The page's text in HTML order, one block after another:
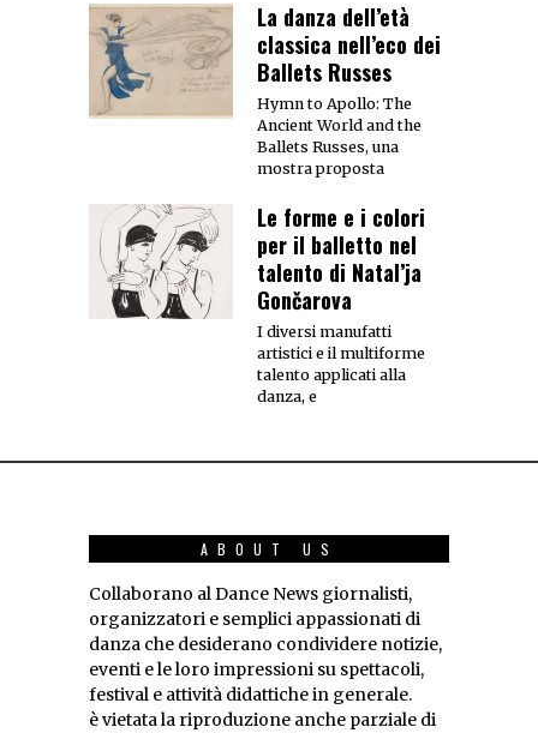
La danza dell’età
classica nell’eco dei
Ballets Russes
Hymn to Apollo: The
Ancient World and the
Ballets Russes, una
mostra proposta
Le forme e i colori
per il balletto nel
talento di Natal’ja
Gončarova
I diversi manufatti
artistici e il multiforme
talento applicati alla
danza, e
ABOUT US
Collaborano al Dance News giornalisti,
organizzatori e semplici appassionati di
danza che desiderano condividere notizie,
eventi e le loro impressioni su spettacoli,
festival e attività didattiche in generale.
è vietata la riproduzione anche parziale di